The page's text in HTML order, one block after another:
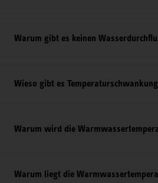
Warum gibt es keinen
Wieso gibt es
Warum wird die
Warum liegt die